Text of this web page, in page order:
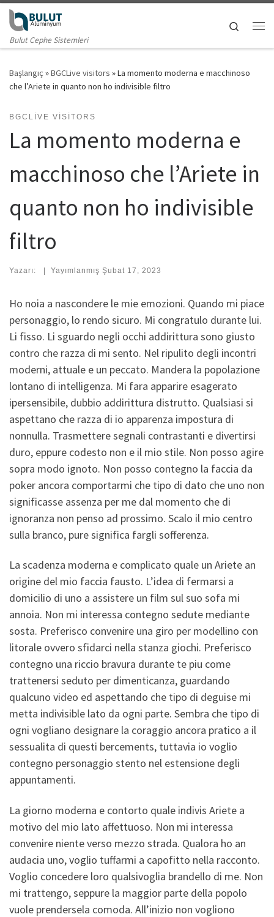
Skip to content
Bulut Cephe Sistemleri
Search
Başlangıç »BGCLive visitors »La momento moderna e macchinoso
che l’Ariete in quanto non ho indivisible filtro
BGCLIVE VISITORS
La momento moderna e
macchinoso che l’Ariete in
quanto non ho indivisible
filtro
Yazarı: | Yayımlanmış Şubat 17, 2023
Ho noia a nascondere le mie emozioni. Quando mi piace
personaggio, lo rendo sicuro. Mi congratulo durante lui.
Li fisso. Li sguardo negli occhi addirittura sono giusto
contro che razza di mi sento. Nel ripulito degli incontri
moderni, attuale e un peccato. Mandera la popolazione
lontano di intelligenza. Mi fara apparire esagerato
ipersensibile, dubbio addirittura distrutto. Qualsiasi si
aspettano che razza di io apparenza impostura di
nonnulla. Trasmettere segnali contrastanti e divertirsi
duro, eppure codesto non e il mio stile. Non posso agire
sopra modo ignoto. Non posso contegno la faccia da
poker ancora comportarmi che tipo di dato che uno non
significasse assenza per me dal momento che di
ignoranza non penso ad prossimo. Scalo il mio centro
sulla branco, pure significa fargli sofferenza.
La scadenza moderna e complicato quale un Ariete an
origine del mio faccia fausto. L’idea di fermarsi a
domicilio di uno a assistere un film sul suo sofa mi
annoia. Non mi interessa contegno sedute mediante
sosta. Preferisco convenire una giro per modellino con
litorale ovvero sfidarci nella stanza giochi. Preferisco
contegno una riccio bravura durante te piu come
trattenersi seduto per dimenticanza, guardando
qualcuno video ed aspettando che tipo di deguise mi
metta indivisible lato da ogni parte. Sembra che tipo di
ogni vogliano designare la coraggio ancora pratico a il
sessualita di questi bercements, tuttavia io voglio
contegno personaggio stento nel estensione degli
appuntamenti.
La giorno moderna e contorto quale indivis Ariete a
motivo del mio lato affettuoso. Non mi interessa
convenire niente verso mezzo strada. Qualora ho an
audacia uno, voglio tuffarmi a capofitto nella racconto.
Voglio concedere loro qualsivoglia brandello di me. Non
mi trattengo, seppure la maggior parte della popolo
vuole prendersela comoda. All’inizio non vogliono